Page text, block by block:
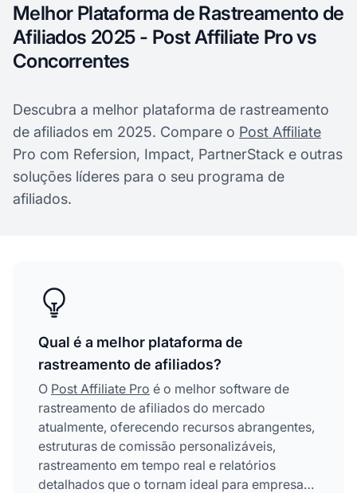
Melhor Plataforma de Rastreamento de
Afiliados 2025 - Post Affiliate Pro vs
Concorrentes
Descubra a melhor plataforma de rastreamento
de afiliados em 2025. Compare o Post Affiliate
Pro com Refersion, Impact, PartnerStack e outras
soluções líderes para o seu programa de
afiliados.
Qual é a melhor plataforma de
rastreamento de afiliados?
O Post Affiliate Pro é o melhor software de
rastreamento de afiliados do mercado
atualmente, oferecendo recursos abrangentes,
estruturas de comissão personalizáveis,
rastreamento em tempo real e relatórios
detalhados que o tornam ideal para empresas